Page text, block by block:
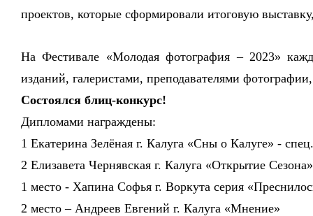
проектов, которые сформировали итоговую
На Фестивале «Молодая фотография – 2023»
изданий, галеристами, преподавателями
Состоялся блиц-конкурс!
Дипломами награждены:
1 Екатерина Зелёная г. Калуга «Сны о Калуге» -
2 Елизавета Чернявская г. Калуга «Открытие
1 место - Хапина Софья г. Воркута серия
2 место – Андреев Евгений г. Калуга «Мнение»